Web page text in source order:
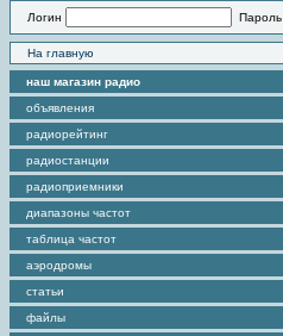
Логин Пароль
На главную
наш магазин радио
объявления
радиорейтинг
радиостанции
радиоприемники
диапазоны частот
таблица частот
аэродромы
статьи
файлы